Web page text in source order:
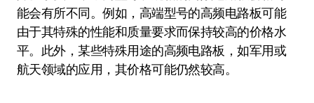
能会有所不同。例如，高端型号的高频电路板可能
由于其特殊的性能和质量要求而保持较高的价格水
平。此外，某些特殊用途的高频电路板，如军用或
航天领域的应用，其价格可能仍然较高。